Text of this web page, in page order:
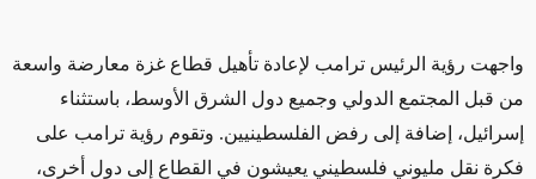
واجهت رؤية الرئيس ترامب لإعادة تأهيل قطاع غزة معارضة واسعة
من قبل المجتمع الدولي وجميع دول الشرق الأوسط، باستثناء
إسرائيل، إضافة إلى رفض الفلسطينيين. وتقوم رؤية ترامب على
فكرة نقل مليوني فلسطيني يعيشون في القطاع إلى دول أخرى،